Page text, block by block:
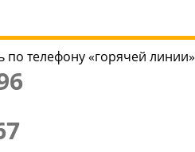
телефону «горячей линии»